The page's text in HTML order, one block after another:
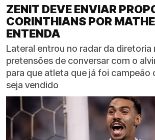
ZENIT DEVE ENVIAR
CORINTHIANS POR
ENTENDA
Lateral entrou no radar da diretoria
pretensões de conversar com o
para que atleta que já foi campeão
seja vendido